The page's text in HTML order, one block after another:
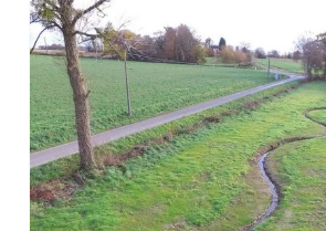
Webinaire
« Aide
au
dimensionnement
du
lit